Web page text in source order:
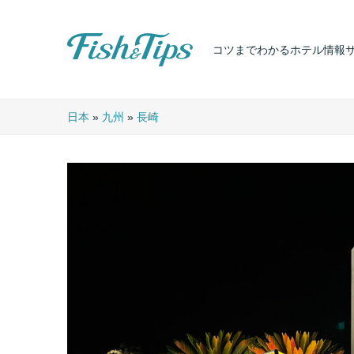
コツまでわかるホテル情報
日本 » 九州 » 長崎